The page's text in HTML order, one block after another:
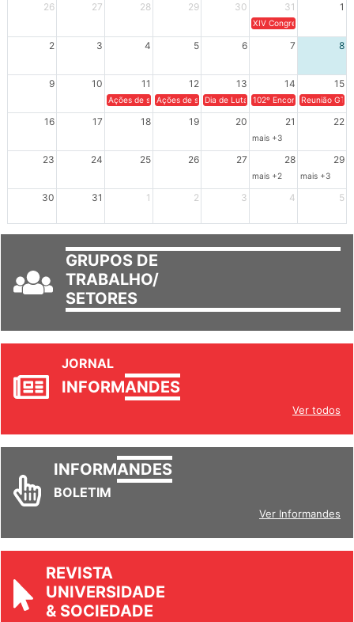
26
27 28 29 30 31 1
XIV Congresso Brasileiro
2 3 4 5 6 7 8
9 10 11 12 13 14 15
Ações de solidariedade a Cuba no Rio Grande do Sul - 100
Ações de solidariedade a Cuba no Rio Grande do
Dia de Luta em Defesa de Cuba e da
102º Encontro da
Reunião
16 17 18 19 20 21 22
mais +3
23 24 25 26 27 28 29
mais +2 mais +3
30 31 1 2 3 4 5
GRUPOS DE
TRABALHO/
SETORES
JORNAL
INFORMANDES
Ver todos
INFORMANDES
BOLETIM
Ver Informandes
REVISTA
UNIVERSIDADE
& SOCIEDADE